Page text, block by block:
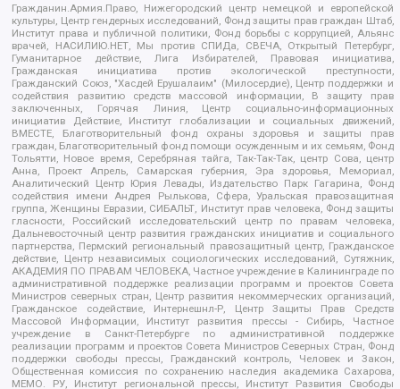
Гражданин.Армия.Право, Нижегородский центр немецкой и европейской
культуры, Центр гендерных исследований, Фонд защиты прав граждан Штаб,
Институт права и публичной политики, Фонд борьбы с коррупцией, Альянс
врачей, НАСИЛИЮ.НЕТ, Мы против СПИДа, СВЕЧА, Открытый Петербург,
Гуманитарное действие, Лига Избирателей, Правовая инициатива,
Гражданская инициатива против экологической преступности,
Гражданский Союз, "Хасдей Ерушалаим" (Милосердие), Центр поддержки и
содействия развитию средств массовой информации, В защиту прав
заключенных, Горячая Линия, Центр социально-информационных
инициатив Действие, Институт глобализации и социальных движений,
ВМЕСТЕ, Благотворительный фонд охраны здоровья и защиты прав
граждан, Благотворительный фонд помощи осужденным и их семьям, Фонд
Тольятти, Новое время, Серебряная тайга, Так-Так-Так, центр Сова, центр
Анна, Проект Апрель, Самарская губерния, Эра здоровья, Мемориал,
Аналитический Центр Юрия Левады, Издательство Парк Гагарина, Фонд
содействия имени Андрея Рылькова, Сфера, Уральская правозащитная
группа, Женщины Евразии, СИБАЛЬТ, Институт прав человека, Фонд защиты
гласности, Российский исследовательский центр по правам человека,
Дальневосточный центр развития гражданских инициатив и социального
партнерства, Пермский региональный правозащитный центр, Гражданское
действие, Центр независимых социологических исследований, Сутяжник,
АКАДЕМИЯ ПО ПРАВАМ ЧЕЛОВЕКА, Частное учреждение в Калининграде по
административной поддержке реализации программ и проектов Совета
Министров северных стран, Центр развития некоммерческих организаций,
Гражданское содействие, Интернешнл-Р, Центр Защиты Прав Средств
Массовой Информации, Институт развития прессы - Сибирь, Частное
учреждение в Санкт-Петербурге по административной поддержке
реализации программ и проектов Совета Министров Северных Стран, Фонд
поддержки свободы прессы, Гражданский контроль, Человек и Закон,
Общественная комиссия по сохранению наследия академика Сахарова,
МЕМО. РУ, Институт региональной прессы, Институт Развития Свободы